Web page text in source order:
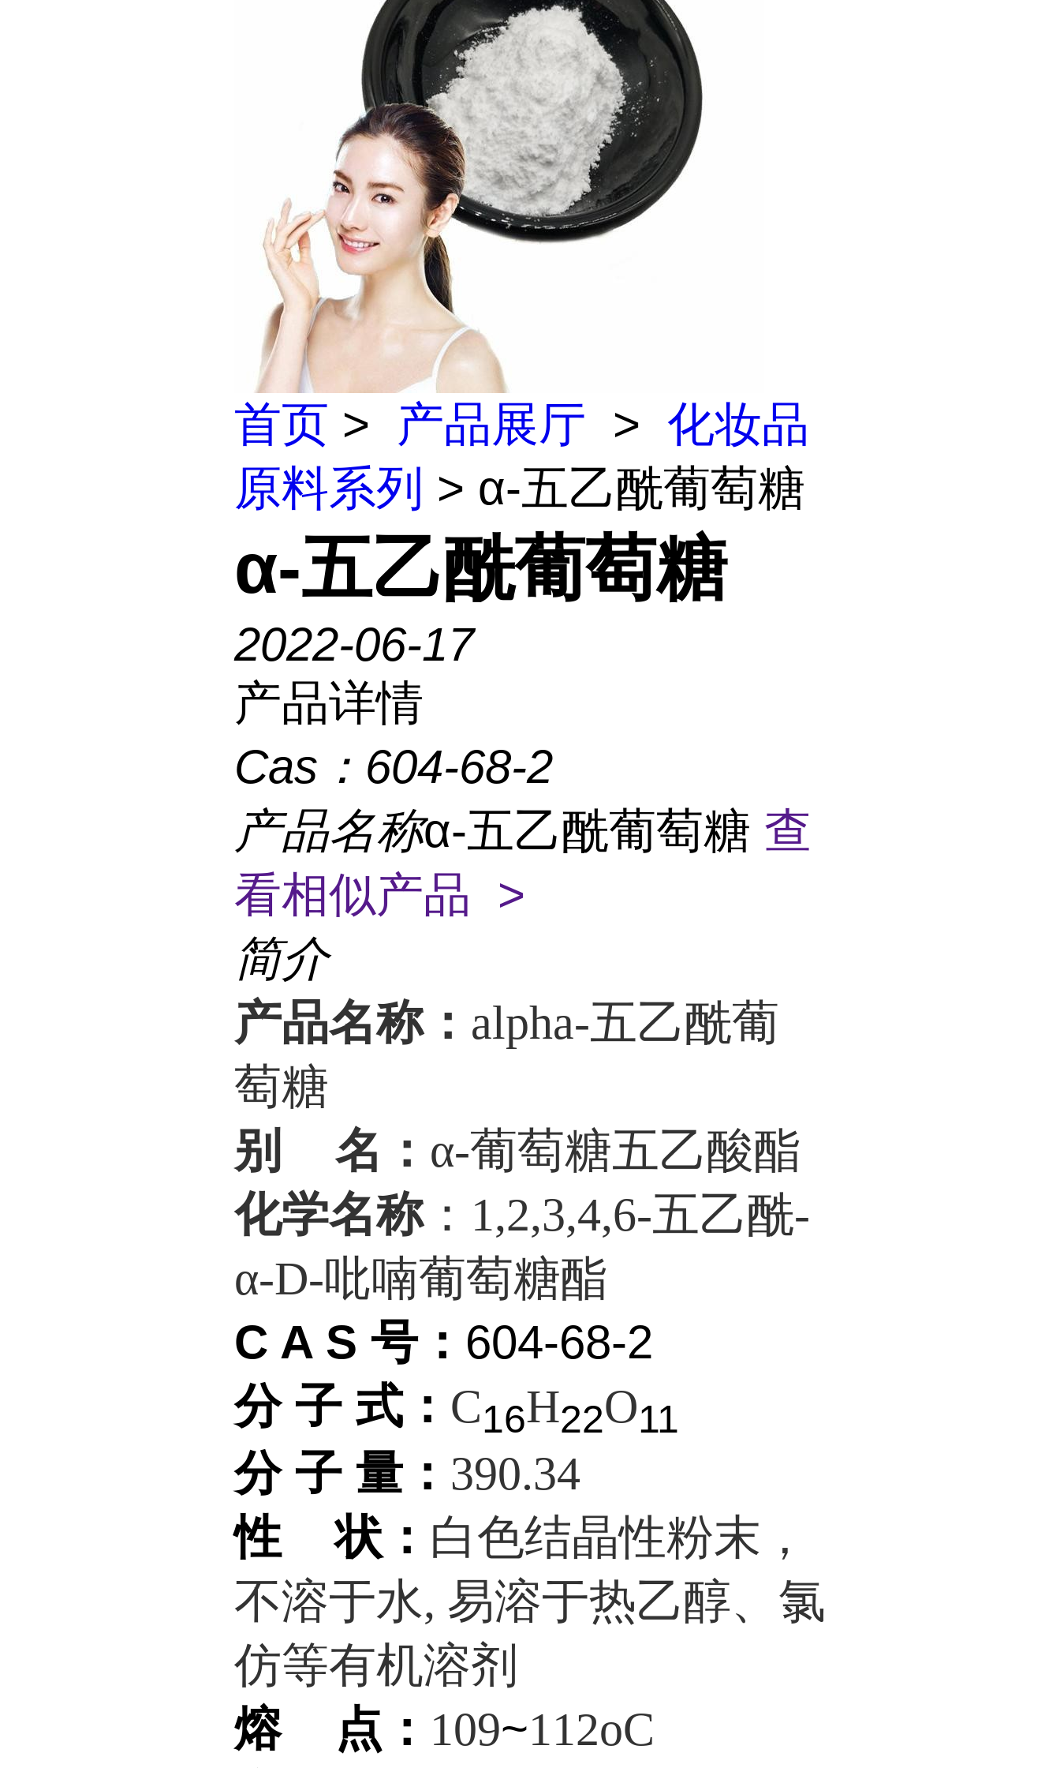
首页 > 产品展厅 > 化妆品
原料系列 > α-五乙酰葡萄糖
α-五乙酰葡萄糖
2022-06-17
产品详情
Cas： 604-68-2
产品名称α-五乙酰葡萄糖 查
看相似产品 >
简介
产品名称： alpha-五乙酰葡
萄糖
别 名 ： α-葡萄糖五乙酸酯
化学名称：1,2,3,4,6-五乙酰-
α-D-吡喃葡萄糖酯
C A S 号： 604-68-2
分 子 式： C16H22O11
分 子 量： 390.34
性 状： 白色结晶性粉末，
不溶于水, 易溶于热乙醇、氯
仿等有机溶剂
熔 点： 109~112oC